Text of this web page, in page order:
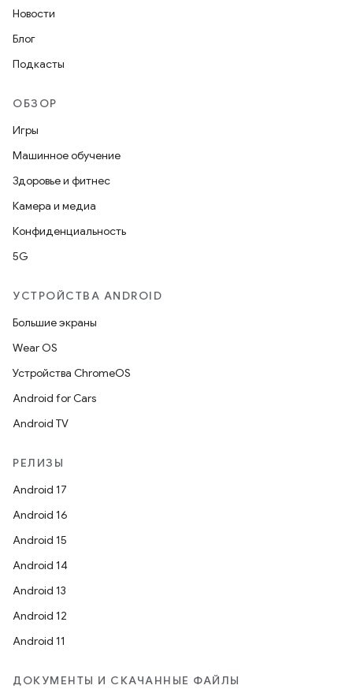
Новости
Блог
Подкасты
ОБЗОР
Игры
Машинное обучение
Здоровье и фитнес
Камера и медиа
Конфиденциальность
5G
УСТРОЙСТВА ANDROID
Большие экраны
Wear OS
Устройства ChromeOS
Android for Cars
Android TV
РЕЛИЗЫ
Android 17
Android 16
Android 15
Android 14
Android 13
Android 12
Android 11
ДОКУМЕНТЫ И СКАЧАННЫЕ ФАЙЛЫ